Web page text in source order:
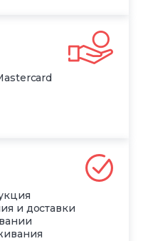
и доставки